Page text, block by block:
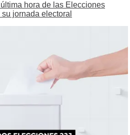
hora de las Elecciones
jornada electoral